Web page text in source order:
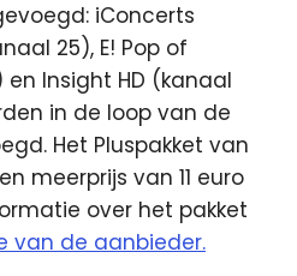
iConcerts
25), E! Pop of
Insight HD (kanaal
in de loop van de
Het Pluspakket van
meerprijs van 11 euro
over het pakket
van de aanbieder.